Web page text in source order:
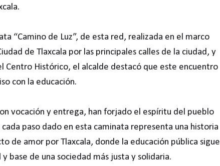
“Camino de Luz”, de esta red, realizada en el marco
de Tlaxcala por las principales calles de la ciudad, y
Centro Histórico, el alcalde destacó que este encuentro
con la educación.
vocación y entrega, han forjado el espíritu del pueblo
paso dado en esta caminata representa una historia
de amor por Tlaxcala, donde la educación pública sigue
base de una sociedad más justa y solidaria.